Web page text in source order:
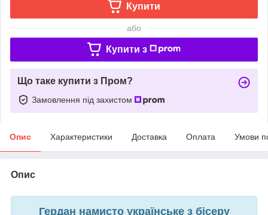
Купити
або
Купити з
Що таке купити з Пром?
Замовлення під захистом
Опис Характеристики Доставка Оплата Умови
Опис
Гердан намисто українське з бісеру